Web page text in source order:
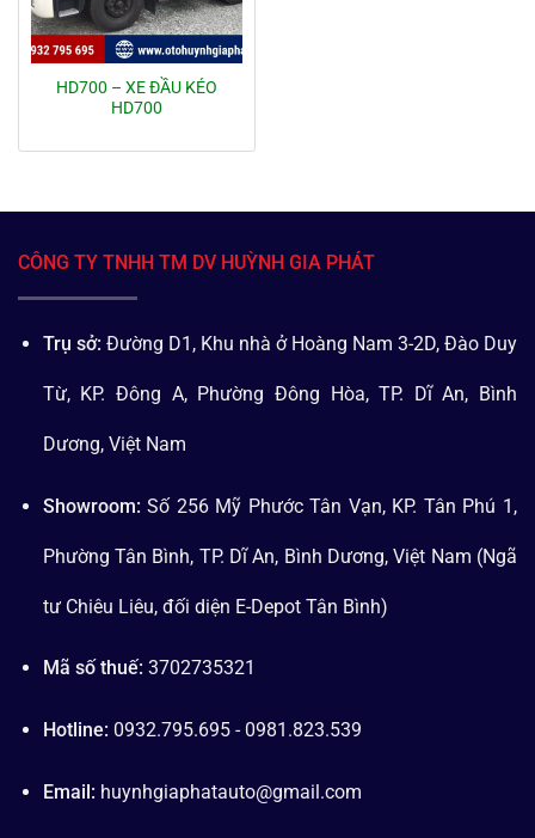
HD700 – XE ĐẦU KÉO
HD700
CÔNG TY TNHH TM DV HUỲNH GIA PHÁT
Trụ sở: Đường D1, Khu nhà ở Hoàng Nam 3-2D, Đào Duy
Từ, KP. Đông A, Phường Đông Hòa, TP. Dĩ An, Bình
Dương, Việt Nam
Showroom: Số 256 Mỹ Phước Tân Vạn, KP. Tân Phú 1,
Phường Tân Bình, TP. Dĩ An, Bình Dương, Việt Nam (Ngã
tư Chiêu Liêu, đối diện E-Depot Tân Bình)
Mã số thuế: 3702735321
Hotline: 0932.795.695 - 0981.823.539
Email: huynhgiaphatauto@gmail.com